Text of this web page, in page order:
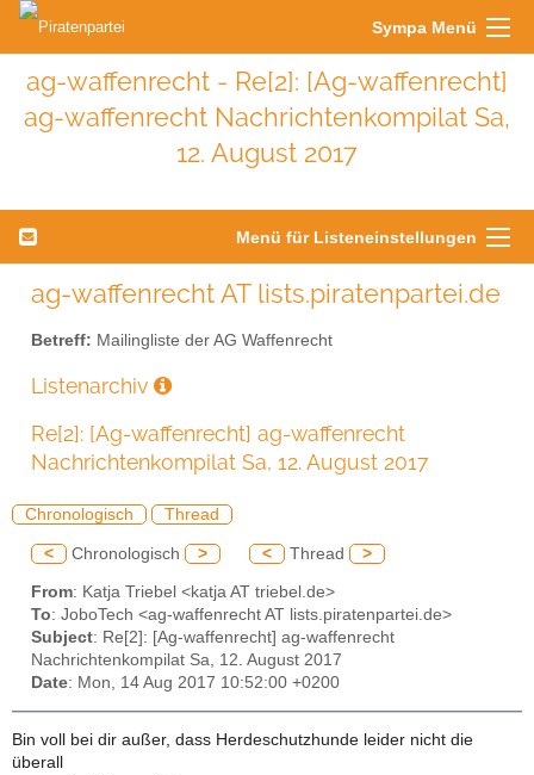
Sympa Menü
ag-waffenrecht - Re[2]: [Ag-waffenrecht]
ag-waffenrecht Nachrichtenkompilat Sa,
12. August 2017
Menü für Listeneinstellungen
ag-waffenrecht AT lists.piratenpartei.de
Betreff: Mailingliste der AG Waffenrecht
Listenarchiv
Re[2]: [Ag-waffenrecht] ag-waffenrecht
Nachrichtenkompilat Sa, 12. August 2017
Chronologisch Thread
< Chronologisch > < Thread >
From: Katja Triebel <katja AT triebel.de>
To: JoboTech <ag-waffenrecht AT lists.piratenpartei.de>
Subject: Re[2]: [Ag-waffenrecht] ag-waffenrecht
Nachrichtenkompilat Sa, 12. August 2017
Date: Mon, 14 Aug 2017 10:52:00 +0200
Bin voll bei dir außer, dass Herdeschutzhunde leider nicht die
überall